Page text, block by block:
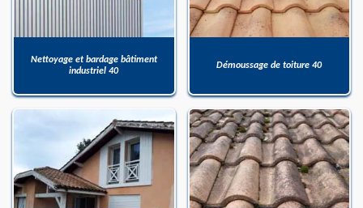
Nettoyage et bardage bâtiment
industriel 40
Démoussage de toiture 40